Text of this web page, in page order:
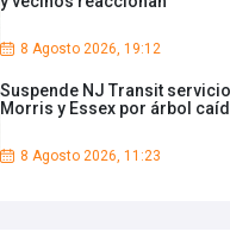
8 Agosto 2026, 19:12
Suspende NJ Transit servicio
Morris y Essex por árbol
8 Agosto 2026, 11:23